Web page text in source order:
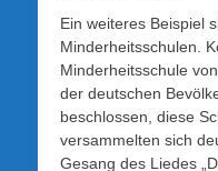
Ein weiteres Beispiel
Minderheitsschulen.
Minderheitsschule
der deutschen
beschlossen, diese
versammelten sich
Gesang des Liedes